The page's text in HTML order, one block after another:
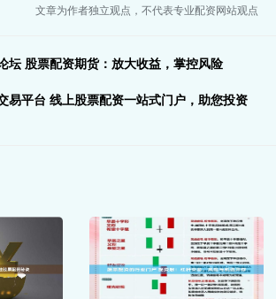
文章为作者独立观点，不代表专业配资网站观点
坛 股票配资期货：放大收益，掌控风险
易平台 线上股票配资一站式门户，助您投资